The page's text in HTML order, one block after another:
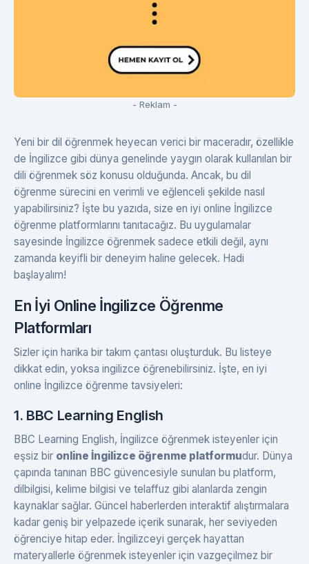
- Reklam -
Yeni bir dil öğrenmek heyecan verici bir maceradır, özellikle
de İngilizce gibi dünya genelinde yaygın olarak kullanılan bir
dili öğrenmek söz konusu olduğunda. Ancak, bu dil
öğrenme sürecini en verimli ve eğlenceli şekilde nasıl
yapabilirsiniz? İşte bu yazıda, size en iyi online İngilizce
öğrenme platformlarını tanıtacağız. Bu uygulamalar
sayesinde İngilizce öğrenmek sadece etkili değil, aynı
zamanda keyifli bir deneyim haline gelecek. Hadi
başlayalım!
En İyi Online İngilizce Öğrenme
Platformları
Sizler için harika bir takım çantası oluşturduk. Bu listeye
dikkat edin, yoksa ingilizce öğrenebilirsiniz. İşte, en iyi
online İngilizce öğrenme tavsiyeleri:
1. BBC Learning English
BBC Learning English, İngilizce öğrenmek isteyenler için
eşsiz bir online İngilizce öğrenme platformudur. Dünya
çapında tanınan BBC güvencesiyle sunulan bu platform,
dilbilgisi, kelime bilgisi ve telaffuz gibi alanlarda zengin
kaynaklar sağlar. Güncel haberlerden interaktif alıştırmalara
kadar geniş bir yelpazede içerik sunarak, her seviyeden
öğrenciye hitap eder. İngilizceyi gerçek hayattan
materyallerle öğrenmek isteyenler için vazgeçilmez bir